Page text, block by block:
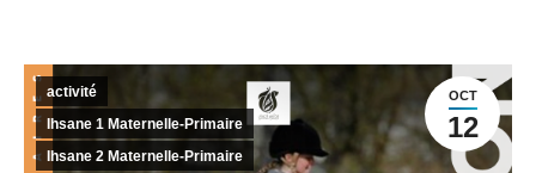
OCT
12
activité
Ihsane 1 Maternelle-Primaire
Ihsane 2 Maternelle-Primaire